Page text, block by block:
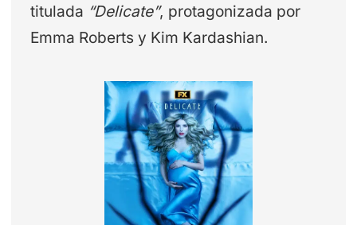
titulada “Delicate”, protagonizada por
Emma Roberts y Kim Kardashian.